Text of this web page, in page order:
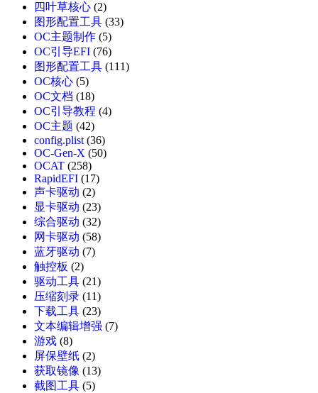
四叶草核心 (2)
图形配置工具 (33)
OC主题制作 (5)
OC引导EFI (76)
图形配置工具 (111)
OC核心 (5)
OC文档 (18)
OC引导教程 (4)
OC主题 (42)
config.plist(36)
OC-Gen-X (50)
OCAT (258)
RapidEFI (17)
声卡驱动 (2)
显卡驱动 (23)
综合驱动 (32)
网卡驱动 (58)
蓝牙驱动 (7)
触控板 (2)
驱动工具 (21)
压缩刻录 (11)
下载工具 (23)
文本编辑增强 (7)
游戏 (8)
屏保壁纸 (2)
获取镜像 (13)
截图工具 (5)